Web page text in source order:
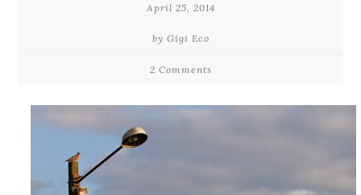
April 25, 2014
by Gigi Eco
2 Comments